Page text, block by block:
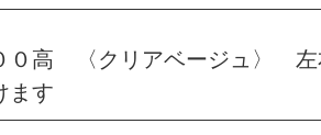
高 〈クリアベージュ〉
ます